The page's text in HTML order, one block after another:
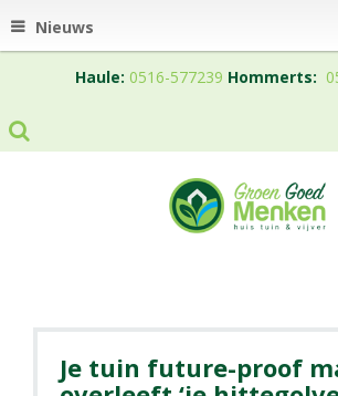
Nieuws
Haule: 0516-577239 Hommerts:
Je tuin future-proof